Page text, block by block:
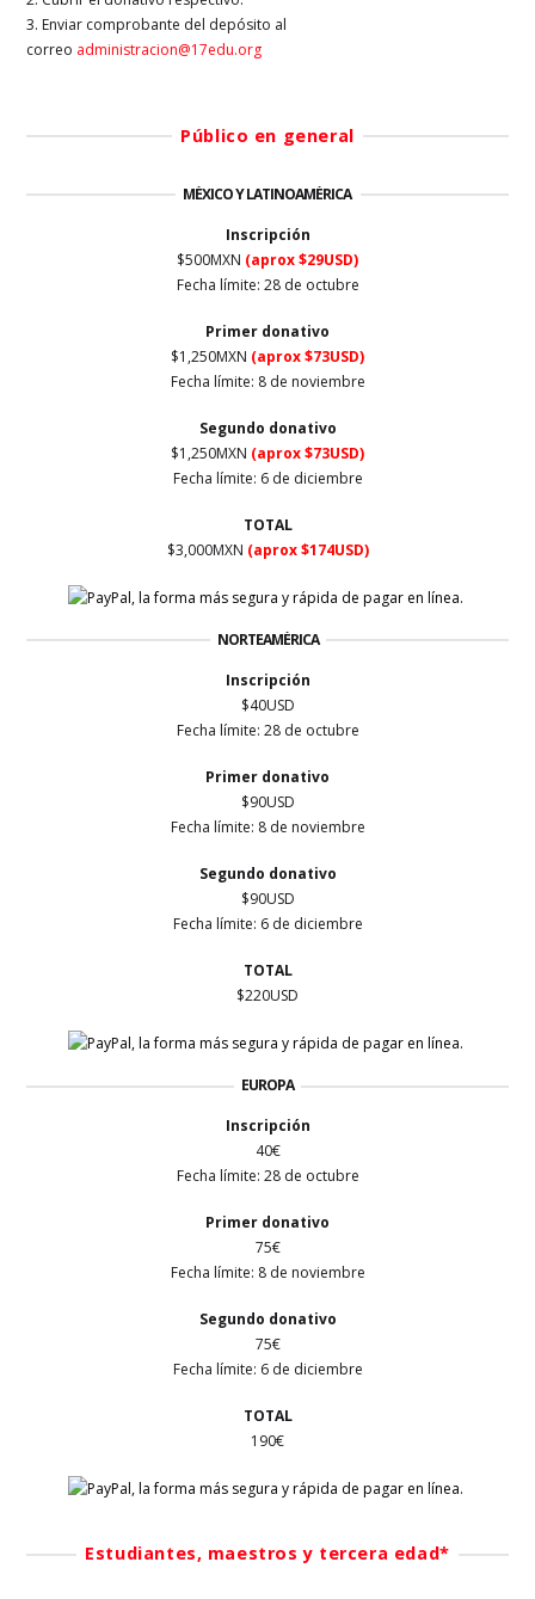
3. Enviar comprobante del depósito al
correo administracion@17edu.org
Público en general
MÉXICO Y LATINOAMÉRICA
Inscripción
$500MXN (aprox $29USD)
Fecha límite: 28 de octubre
Primer donativo
$1,250MXN (aprox $73USD)
Fecha límite: 8 de noviembre
Segundo donativo
$1,250MXN (aprox $73USD)
Fecha límite: 6 de diciembre
TOTAL
$3,000MXN (aprox $174USD)
NORTEAMÉRICA
Inscripción
$40USD
Fecha límite: 28 de octubre
Primer donativo
$90USD
Fecha límite: 8 de noviembre
Segundo donativo
$90USD
Fecha límite: 6 de diciembre
TOTAL
$220USD
EUROPA
Inscripción
40€
Fecha límite: 28 de octubre
Primer donativo
75€
Fecha límite: 8 de noviembre
Segundo donativo
75€
Fecha límite: 6 de diciembre
TOTAL
190€
Estudiantes, maestros y tercera edad*